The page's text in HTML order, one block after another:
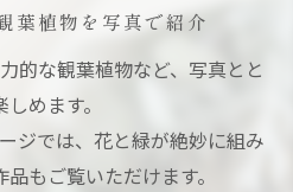
葉植物を写真で紹介
的な観葉植物など、写真とと
めます。
ジでは、花と緑が絶妙に組み
もご覧いただけます。